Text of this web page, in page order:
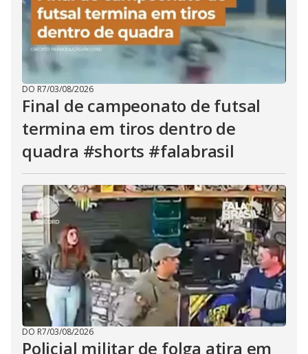
DO R7/03/08/2026
Final de campeonato de futsal
termina em tiros dentro de
quadra #shorts #falabrasil
DO R7/03/08/2026
Policial militar de folga atira em